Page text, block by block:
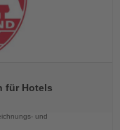
für Hotels
und